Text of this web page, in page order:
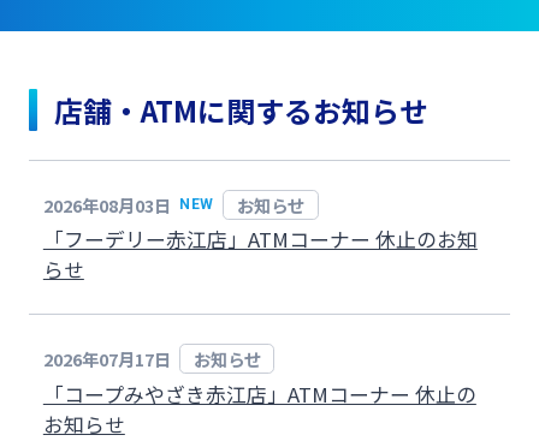
ログオン
法人向けインターネットバンキング
ログオン
ログオン
店舗・ATMに関するお知らせ
2026年08月03日 NEW お知らせ
「フーデリー赤江店」ATMコーナー 休止のお知
らせ
2026年07月17日 お知らせ
「コープみやざき赤江店」ATMコーナー 休止の
お知らせ